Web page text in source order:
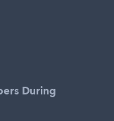
During